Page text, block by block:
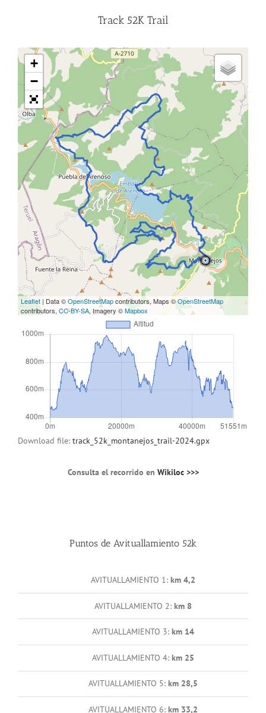
Track 52K Trail
+
−
Leaflet | Data ©OpenStreetMapcontributors, Maps ©OpenStreetMap
contributors, CC-BY-SA, Imagery ©Mapbox
Download file: track_52k_montanejos_trail-2024.gpx
Consulta el recorrido en Wikiloc >>>
Puntos de Avituallamiento 52k
AVITUALLAMIENTO 1: km 4,2
AVITUALLAMIENTO 2: km 8
AVITUALLAMIENTO 3: km 14
AVITUALLAMIENTO 4: km 25
AVITUALLAMIENTO 5: km 28,5
AVITUALLAMIENTO 6: km 33,2